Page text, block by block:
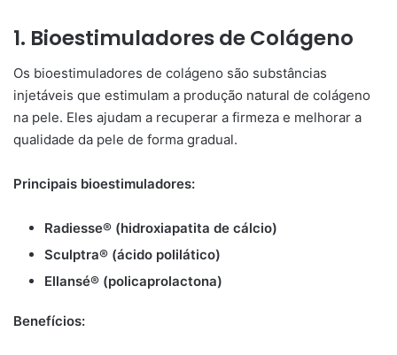
1. Bioestimuladores de Colágeno
Os bioestimuladores de colágeno são substâncias
injetáveis que estimulam a produção natural de colágeno
na pele. Eles ajudam a recuperar a firmeza e melhorar a
qualidade da pele de forma gradual.
Principais bioestimuladores:
Radiesse® (hidroxiapatita de cálcio)
Sculptra® (ácido polilático)
Ellansé® (policaprolactona)
Benefícios: